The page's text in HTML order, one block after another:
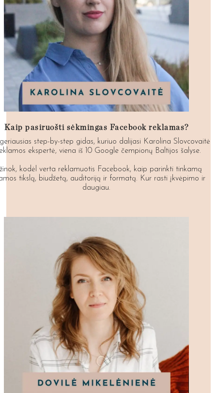
Kaip pasiruošti sėkmingas Facebook reklamas?
step-by-step gidas, kuriuo dalijasi Karolina Slovcovaitė
ekspertė, viena iš 10 Google čempionų Baltijos šalyse.
kodėl verta reklamuotis Facebook, kaip parinkti tinkamą
tikslą, biudžetą, auditoriją ir formatą. Kur rasti įkvėpimo ir
daugiau.